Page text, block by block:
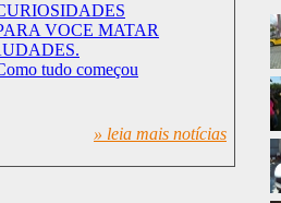
VOCE MATAR
tudo começou
» leia mais notícias